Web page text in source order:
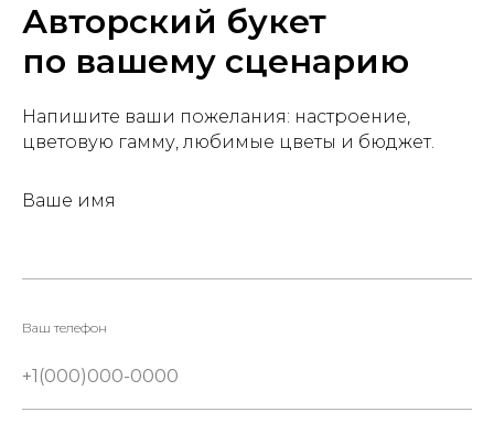
Авторский букет
по вашему сценарию
Напишите ваши пожелания: настроение,
цветовую гамму, любимые цветы и бюджет.
Ваше имя
Ваш телефон